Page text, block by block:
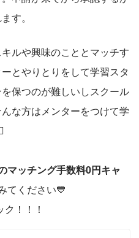
す。
キルや興味のこととマッチす
とやりとりをして学習スタ
保つのが難しいしスクール
な方はメンターをつけて学
マッチング手数料0円キャ
てください💙
！！！